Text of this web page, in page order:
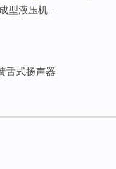
型液压机 ...
舌式扬声器